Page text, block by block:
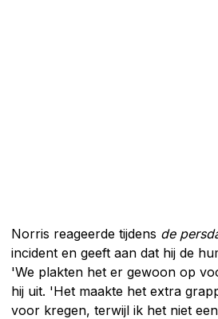
Norris reageerde tijdens de
incident en geeft aan dat hij de
'We plakten het er gewoon op
hij uit. 'Het maakte het extra
voor kregen, terwijl ik het niet